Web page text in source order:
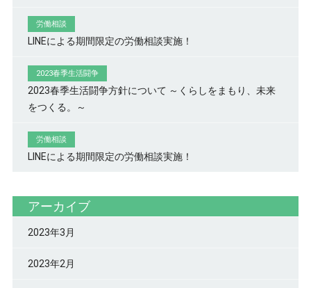
労働相談
LINEによる期間限定の労働相談実施！
2023春季生活闘争
2023春季生活闘争方針について ～くらしをまもり、未来
をつくる。～
労働相談
LINEによる期間限定の労働相談実施！
アーカイブ
2023年3月
2023年2月